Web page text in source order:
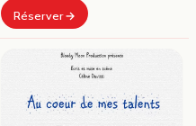
Réserver